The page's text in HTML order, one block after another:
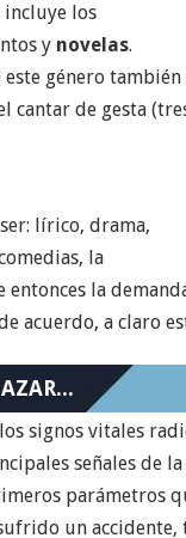
incluye los
y novelas.
género
cantar de gesta
lírico, drama,
la
la
acuerdo, a claro
signos vitales
señales de
parámetros
un